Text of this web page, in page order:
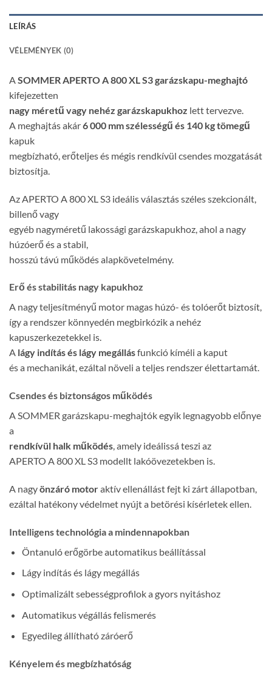
LEÍRÁS
VÉLEMÉNYEK (0)
A SOMMER APERTO A 800 XL S3 garázskapu-meghajtó
kifejezetten
nagy méretű vagy nehéz garázskapukhoz lett tervezve.
A meghajtás akár6 000 mm szélességű és 140 kg tömegű
kapuk
megbízható, erőteljes és mégis rendkívül csendes mozgatását
biztosítja.
Az APERTO A 800 XL S3 ideális választás széles szekcionált,
billenő vagy
egyéb nagyméretű lakossági garázskapukhoz, ahol a nagy
húzóerő és a stabil,
hosszú távú működés alapkövetelmény.
Erő és stabilitás nagy kapukhoz
A nagy teljesítményű motor magas húzó- és tolóerőt biztosít,
így a rendszer könnyedén megbirkózik a nehéz
kapuszerkezetekkel is.
A lágy indítás és lágy megállásfunkció kíméli a kaput
és a mechanikát, ezáltal növeli a teljes rendszer élettartamát.
Csendes és biztonságos működés
A SOMMER garázskapu-meghajtók egyik legnagyobb előnye
a
rendkívül halk működés, amely ideálissá teszi az
APERTO A 800 XL S3 modellt lakóövezetekben is.
A nagyönzáró motoraktív ellenállást fejt ki zárt állapotban,
ezáltal hatékony védelmet nyújt a betörési kísérletek ellen.
Intelligens technológia a mindennapokban
Öntanuló erőgörbe automatikus beállítással
Lágy indítás és lágy megállás
Optimalizált sebességprofilok a gyors nyitáshoz
Automatikus végállás felismerés
Egyedileg állítható záróerő
Kényelem és megbízhatóság